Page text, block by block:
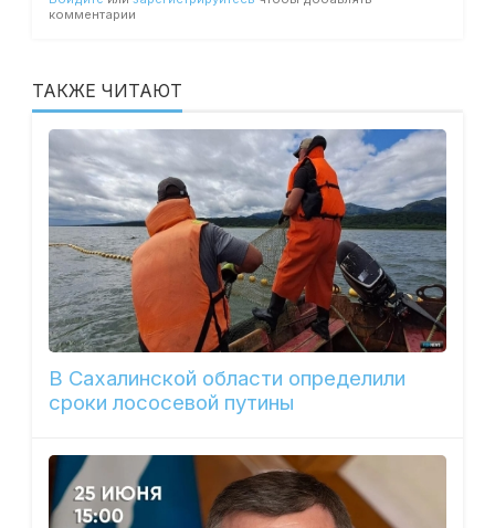
комментарии
ТАКЖЕ ЧИТАЮТ
В Сахалинской области определили
сроки лососевой путины